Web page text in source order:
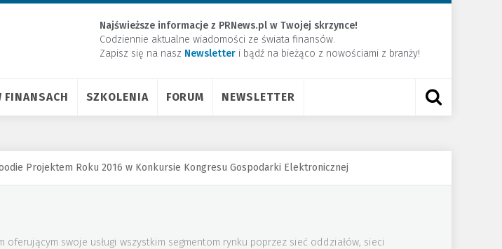
Najświeższe informacje z PRNews.pl w Twojej skrzynce!
Codziennie aktualne wiadomości ze świata finansów.
Zapisz się na nasz Newsletter ​i bądź na bieżąco z nowościami z branży!
FINANSACH SZKOLENIA FORUM NEWSLETTER
Projektem Roku 2016 w Konkursie Kongresu Gospodarki Elektronicznej
swoje usługi wszystkim segmentom rynku poprzez sieć oddziałów, sieci